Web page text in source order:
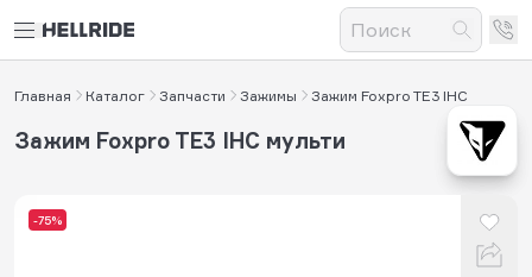
Главная Каталог Запчасти Зажимы Зажим Foxpro TE3 IHC
-75%
Зажим Foxpro TE3 IHC мульти